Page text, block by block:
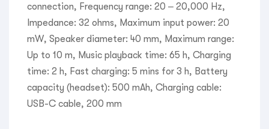
connection, Frequency range: 20 – 20,000 Hz,
Impedance: 32 ohms, Maximum input power: 20
mW, Speaker diameter: 40 mm, Maximum range:
Up to 10 m, Music playback time: 65 h, Charging
time: 2 h, Fast charging: 5 mins for 3 h, Battery
capacity (headset): 500 mAh, Charging cable:
USB-C cable, 200 mm